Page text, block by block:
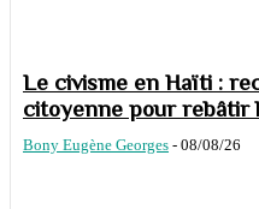
Le civisme en Haïti :
citoyenne pour rebâtir
Bony Eugène Georges - 08/08/26